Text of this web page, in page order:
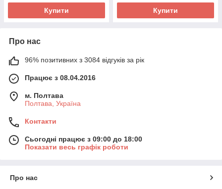
Купити Купити
Про нас
96% позитивних з 3084 відгуків за рік
Працює з 08.04.2016
м. Полтава
Полтава, Україна
Контакти
Сьогодні працює з 09:00 до 18:00
Показати весь графік роботи
Про нас